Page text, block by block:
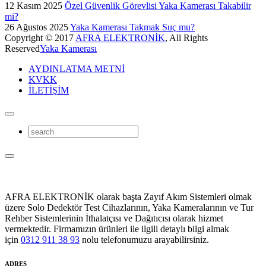
12 Kasım 2025 Özel Güvenlik Görevlisi Yaka Kamerası Takabilir
mi?
26 Ağustos 2025Yaka Kamerası Takmak Suç mu?
Copyright © 2017 AFRA ELEKTRONİK, All Rights
ReservedYaka Kamerası
AYDINLATMA METNİ
KVKK
İLETİŞİM
AFRA ELEKTRONİK olarak başta Zayıf Akım Sistemleri olmak
üzere Solo Dedektör Test Cihazlarının, Yaka Kameralarının ve Tur
Rehber Sistemlerinin İthalatçısı ve Dağıtıcısı olarak hizmet
vermektedir. Firmamızın ürünleri ile ilgili detaylı bilgi almak
için 0312 911 38 93 nolu telefonumuzu arayabilirsiniz.
ADRES